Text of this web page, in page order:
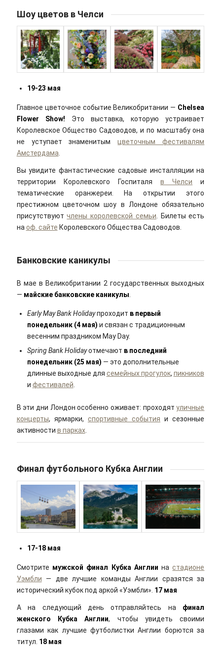
Шоу цветов в Челси
19-23 мая
Главное цветочное событие Великобритании — Chelsea
Flower Show! Это выставка, которую устраивает
Королевское Общество Садоводов, и по масштабу она
не уступает знаменитымцветочным фестивалям
Амстердама
Вы увидите фантастические садовые инсталляции на
территории Королевского Госпиталяв Челси и
тематические оранжереи. На открытии этого
престижном цветочном шоу в Лондоне обязательно
присутствуютчлены королевской семьи . Билеты есть
на оф. сайте Королевского Общества Садоводов.
Банковские каникулы
В мае в Великобритании 2 государственных выходных
— майские банковские каникулы.
Early May Bank Holidayпроходит в первый
понедельник (4 мая) и связан с традиционным
весенним праздником May Day.
Spring Bank Holidayотмечают в последний
понедельник (25 мая) — это дополнительные
длинные выходные для семейных прогулок, пикников
и фестивалей.
В эти дни Лондон особенно оживает: проходятуличные
концерты, ярмарки, спортивные события и сезонные
активности в парках.
Финал футбольного Кубка Англии
17-18 мая
Смотрите мужской финал Кубка Англии настадионе
Уэмбли — две лучшие команды Англии сразятся за
исторический кубок под аркой «Уэмбли». 17 мая
А на следующий день отправляйтесь на финал
женского Кубка Англии, чтобы увидеть своими
глазами как лучшие футболистки Англии борются за
титул. 18 мая